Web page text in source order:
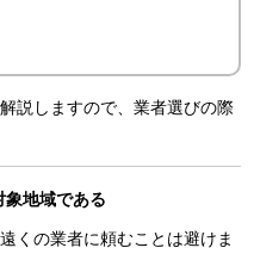
説しますので、業者選びの際
象地域である
くの業者に頼むことは避けま